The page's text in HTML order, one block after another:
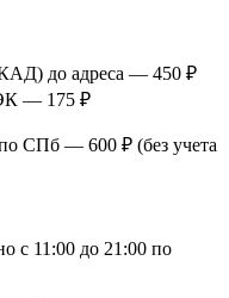
КАД) до адреса — 450 ₽
— 175 ₽
СПб — 600 ₽ (без учета
с 11:00 до 21:00 по